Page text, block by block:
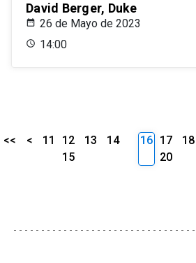
David Berger, Duke
26 de Mayo de 2023
14:00
<< < 11 12 13
14
15
16 17 18
20